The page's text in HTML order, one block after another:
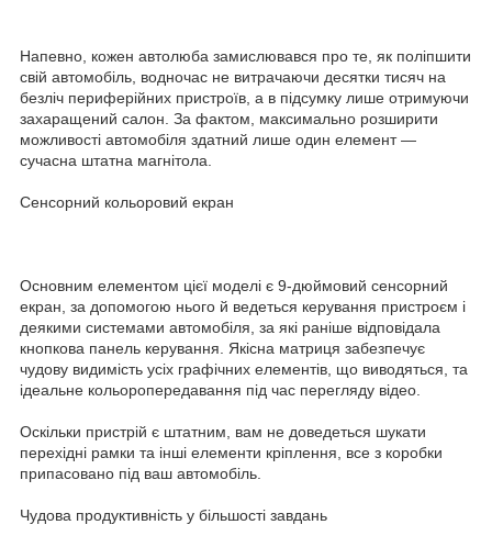
Напевно, кожен автолюба замислювався про те, як поліпшити
свій автомобіль, водночас не витрачаючи десятки тисяч на
безліч периферійних пристроїв, а в підсумку лише отримуючи
захаращений салон. За фактом, максимально розширити
можливості автомобіля здатний лише один елемент —
сучасна штатна магнітола.
Сенсорний кольоровий екран
Основним елементом цієї моделі є 9-дюймовий сенсорний
екран, за допомогою нього й ведеться керування пристроєм і
деякими системами автомобіля, за які раніше відповідала
кнопкова панель керування. Якісна матриця забезпечує
чудову видимість усіх графічних елементів, що виводяться, та
ідеальне кольоропередавання під час перегляду відео.
Оскільки пристрій є штатним, вам не доведеться шукати
перехідні рамки та інші елементи кріплення, все з коробки
припасовано під ваш автомобіль.
Чудова продуктивність у більшості завдань